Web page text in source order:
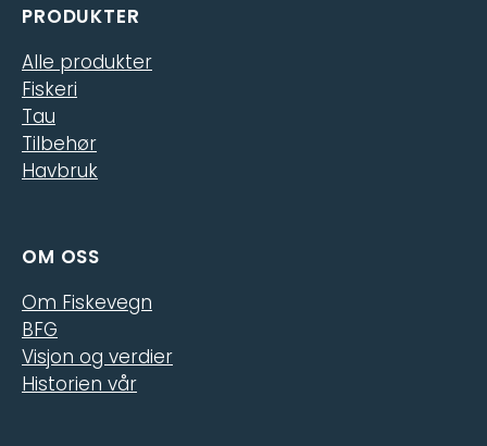
PRODUKTER
Alle produkter
Fiskeri
Tau
Tilbehør
Havbruk
OM OSS
Om Fiskevegn
BFG
Visjon og verdier
Historien vår